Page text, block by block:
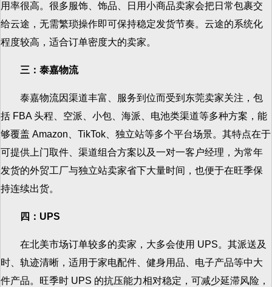
用率很高。很多服饰、饰品、日用小商品卖家会把日常包裹交
给云途，无需繁琐操作即可保持稳定发货节奏。云途的系统化
程度较高，适合订单密度大的卖家。
三：泰嘉物流
泰嘉物流因渠道丰富、服务到位而受到东莞卖家关注，包
括 FBA 头程、空派、小包、海派、电池类渠道等多种方案，能
够覆盖 Amazon、TikTok、独立站等多个平台场景。其特点在于
可提供上门取件、渠道组合方案以及一对一客户经理，为常年
发货的外贸工厂与独立站卖家省下大量时间，也便于在旺季保
持连续出货。
四：UPS
在北美市场订单较多的卖家，大多会使用 UPS。其派送及
时、轨迹清晰，适用于家电配件、健身用品、电子产品等中大
件产品。旺季时 UPS 的抗压能力相对稳定，可减少延滞风险，